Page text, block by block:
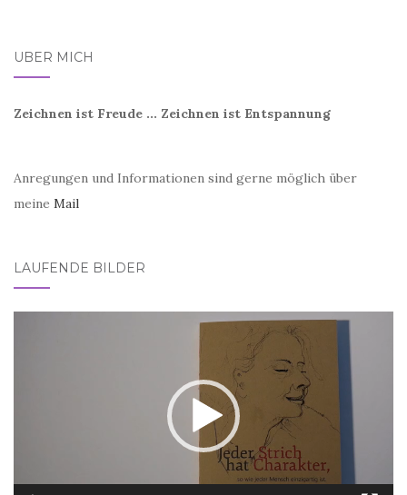
ÜBER MICH
Zeichnen ist Freude ... Zeichnen ist Entspannung
Anregungen und Informationen sind gerne möglich über
meine Mail
LAUFENDE BILDER